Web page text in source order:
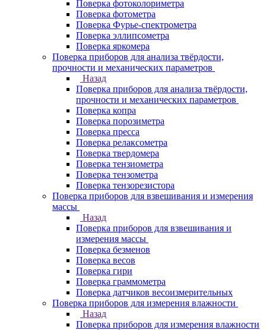
Поверка фотоколориметра
Поверка фотометра
Поверка Фурье-спектрометра
Поверка эллипсометра
Поверка яркомера
Поверка приборов для анализа твёрдости,
прочности и механических параметров
Назад
Поверка приборов для анализа твёрдости,
прочности и механических параметров
Поверка копра
Поверка порозиметра
Поверка пресса
Поверка релаксометра
Поверка твердомера
Поверка тензиометра
Поверка тензометра
Поверка тензорезистора
Поверка приборов для взвешивания и измерения
массы
Назад
Поверка приборов для взвешивания и
измерения массы
Поверка безменов
Поверка весов
Поверка гири
Поверка граммометра
Поверка датчиков весоизмерительных
Поверка приборов для измерения влажности
Назад
Поверка приборов для измерения влажности